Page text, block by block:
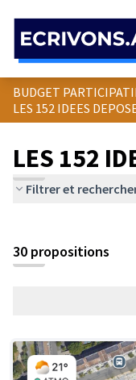
BUDGET
LES 152 IDEES
LES 152
Filtrer et
30 propositions